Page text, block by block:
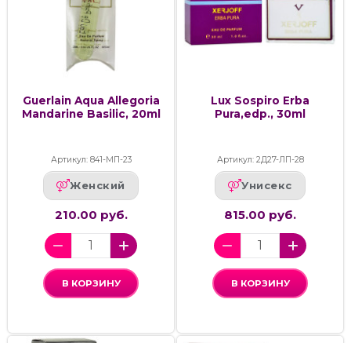
Guerlain Aqua Allegoria
Mandarine Basilic, 20ml
Артикул: 841-МП-23
Женский
210.00 руб.
В КОРЗИНУ
Lux Sospiro Erba
Pura,edp., 30ml
Артикул: 2Д27-ЛП-28
Унисекс
815.00 руб.
В КОРЗИНУ